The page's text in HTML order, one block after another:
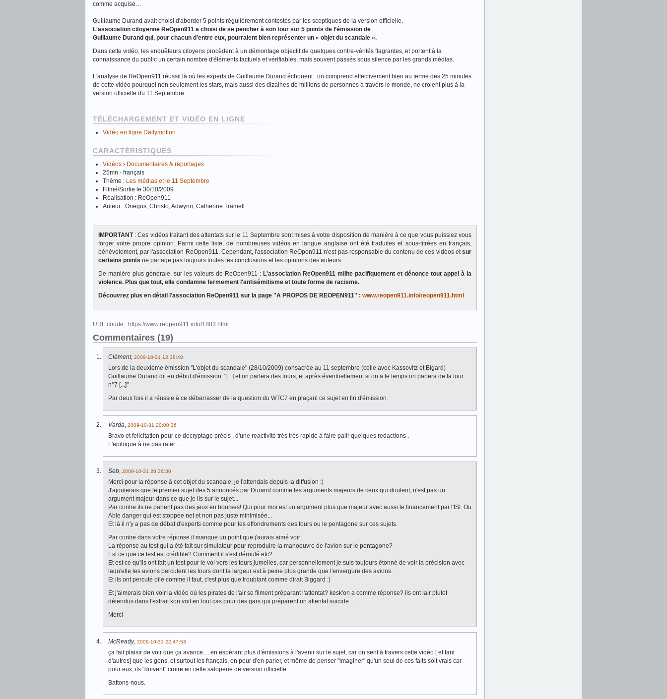
comme acquise…
Guillaume Durand avait choisi d'aborder 5 points régulièrement contestés par les sceptiques de la version officielle.
L'association citoyenne ReOpen911 a choisi de se pencher à son tour sur 5 points de l’émission de
Guillaume Durand qui, pour chacun d’entre eux, pourraient bien représenter un « objet du scandale ».
Dans cette vidéo, les enquêteurs citoyens procèdent à un démontage objectif de quelques contre-vérités flagrantes, et portent à la
connaissance du public un certain nombre d'éléments factuels et vérifiables, mais souvent passés sous silence par les grands médias.
L'analyse de ReOpen911 réussit là où les experts de Guillaume Durand échouent : on comprend effectivement bien au terme des 25 minutes
de cette vidéo pourquoi non seulement les stars, mais aussi des dizaines de millions de personnes à travers le monde, ne croient plus à la
version officielle du 11 Septembre.
TÉLÉCHARGEMENT ET VIDÉO EN LIGNE
Vidéo en ligne Dailymotion
CARACTÉRISTIQUES
Vidéos › Documentaires & reportages
25mn - français
Thème : Les médias et le 11 Septembre
Filmé/Sortie le 30/10/2009
Réalisation : ReOpen911
Auteur : Onegus, Christo, Adwynn, Catherine Tramell
IMPORTANT: Ces vidéos traitant des attentats sur le 11 Septembre sont mises à votre disposition de manière à ce que vous puissiez vous
forger votre propre opinion. Parmi cette liste, de nombreuses vidéos en langue anglaise ont été traduites et sous-titrées en français,
bénévolement, par l'association ReOpen911. Cependant, l'association ReOpen911 n'est pas responsable du contenu de ces vidéos etsur
certains points ne partage pas toujours toutes les conclusions et les opinions des auteurs.
De manière plus générale, sur les valeurs de ReOpen911 : L'association ReOpen911 milite pacifiquement et dénonce tout appel à la
violence. Plus que tout, elle condamne fermement l'antisémitisme et toute forme de racisme.
Découvrez plus en détail l'association ReOpen911 sur la page "A PROPOS DE REOPEN911" : www.reopen911.info/reopen911.html
URL courte : https://www.reopen911.info/1883.html
Commentaires (19)
Clément, 2009-10-31 12:38:48
Lors de la deuxième émission "L'objet du scandale" (28/10/2009) consacrée au 11 septembre (celle avec Kassovitz et Bigard)
Guillaume Durand dit en début d'émission :"[...] et on parlera des tours, et après éventuellement si on a le temps on parlera de la tour
n°7 [...]"
Par deux fois il a réussie à ce débarrasser de la question du WTC7 en plaçant ce sujet en fin d'émission.
Varda, 2009-10-31 20:00:36
Bravo et felicitation pour ce decryptage précis , d'une reactivité trés trés rapide à faire palir quelques redactions .
L'epilogue à ne pas rater ...
Seb, 2009-10-31 20:36:30
Merci pour la réponse à cet objet du scandale, je l'attendais depuis la diffusion :)
J'ajouterais que le premier sujet des 5 annoncés par Durand comme les arguments majeurs de ceux qui doutent, n'est pas un
argument majeur dans ce que je lis sur le sujet...
Par contre ils ne parlent pas des jeux en bourses! Qui pour moi est un argument plus que majeur avec aussi le financement par l'ISI. Ou
Able danger qui est stoppée net et non pas juste minimisée...
Et là il n'y a pas de débat d'experts comme pour les effondrements des tours ou le pentagone sur ces sujets.
Par contre dans votre réponse il manque un point que j'aurais aimé voir:
La réponse au test qui a été fait sur simulateur pour reproduire la manoeuvre de l'avion sur le pentagone?
Est ce que ce test est crédible? Comment il s'est déroulé etc?
Et est ce qu'ils ont fait un test pour le vol vers les tours jumelles, car personnellement je suis toujours étonné de voir la précision avec
laqu'elle les avions percutent les tours dont la largeur est à peine plus grande que l'envergure des avions.
Et ils ont percuté pile comme il faut, c'est plus que troublant comme dirait Biggard :)
Et j'aimerais bien voir la vidéo où les pirates de l'air se filment préparant l'attentat? kesk'on a comme réponse? ils ont lair plutot
détendus dans l'extrait kon voit en tout cas pour des gars qui préparent un attentat suicide...
Merci
McReady, 2009-10-31 22:47:53
ça fait plaisir de voir que ça avance.... en espérant plus d'émissions à l'avenir sur le sujet, car on sent à travers cette vidéo [ et tant
d'autres] que les gens, et surtout les français, on peur d'en parler, et même de penser "imaginer" qu'un seul de ces faits soit vrais car
pour eux, ils "doivent" croire en cette saloperie de version officielle.
Battons-nous.